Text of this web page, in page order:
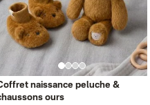
naissance peluche &
ours